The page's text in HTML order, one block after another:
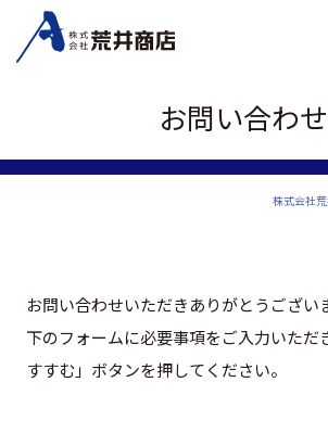
事業内容
賃貸事業
会社情報
トップメッセージ
企業理念・事業案内
お問い合わせ
株式会社
お問い合わせいただきありがとうござい
下のフォームに必要事項をご入力いただ
すすむ」ボタンを押してください。